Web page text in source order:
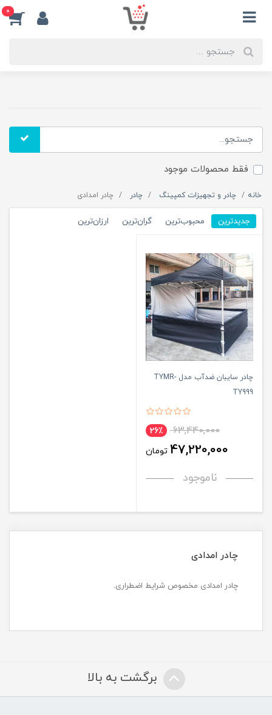
0
فقط محصولات موجود
خانه چادر و تجهیزات کمپینگ چادر چادر امدادی
جدیدترین محبوب‌ترین گران‌ترین ارزان‌ترین
چادر سایبان ضدآب مدل TYMR-
TY999
63,440,000 26٪
47,220,000 تومان
ناموجود
چادر امدادی
چادر امدادی مخصوص شرایط اضطراری.
برگشت به بالا